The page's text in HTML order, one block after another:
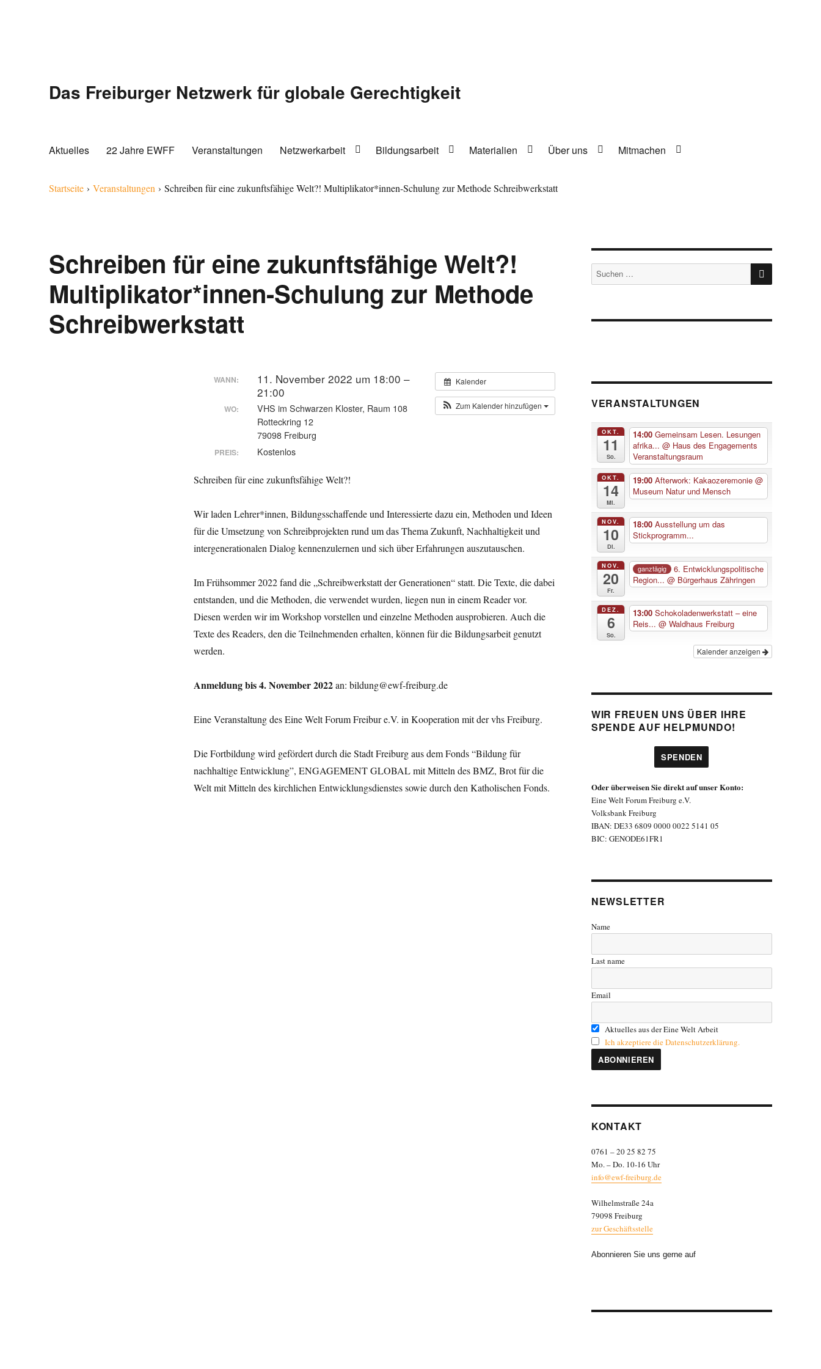
Das Freiburger Netzwerk für globale Gerechtigkeit
Aktuelles 22 Jahre EWFF Veranstaltungen Netzwerkarbeit Bildungsarbeit Materialien Über uns Mitmachen
Startseite ›Veranstaltungen ›Schreiben für eine zukunftsfähige Welt?! Multiplikator*innen-Schulung zur Methode Schreibwerkstatt
Schreiben für eine zukunftsfähige Welt?!
Multiplikator*innen-Schulung zur Methode
Schreibwerkstatt
Kalender
Zum Kalender hinzufügen
WANN:
11. November 2022 um 18:00 –
21:00
WO:
VHS im Schwarzen Kloster, Raum 108
Rotteckring 12
79098 Freiburg
PREIS: Kostenlos
Schreiben für eine zukunftsfähige Welt?!
Wir laden Lehrer*innen, Bildungsschaffende und Interessierte dazu ein, Methoden und Ideen
für die Umsetzung von Schreibprojekten rund um das Thema Zukunft, Nachhaltigkeit und
intergenerationalen Dialog kennenzulernen und sich über Erfahrungen auszutauschen.
Im Frühsommer 2022 fand die „Schreibwerkstatt der Generationen“ statt. Die Texte, die dabei
entstanden, und die Methoden, die verwendet wurden, liegen nun in einem Reader vor.
Diesen werden wir im Workshop vorstellen und einzelne Methoden ausprobieren. Auch die
Texte des Readers, den die Teilnehmenden erhalten, können für die Bildungsarbeit genutzt
werden.
Anmeldung bis 4. November 2022an: bildung@ewf-freiburg.de
Eine Veranstaltung des Eine Welt Forum Freibur e.V. in Kooperation mit der vhs Freiburg.
Die Fortbildung wird gefördert durch die Stadt Freiburg aus dem Fonds “Bildung für
nachhaltige Entwicklung”, ENGAGEMENT GLOBAL mit Mitteln des BMZ, Brot für die
Welt mit Mitteln des kirchlichen Entwicklungsdienstes sowie durch den Katholischen Fonds.
Suche
nach:
SUCHEN
VERANSTALTUNGEN
OKT.
11
So.
14:00Gemeinsam Lesen. Lesungen
afrika...@ Haus des Engagements
Veranstaltungsraum
OKT.
14
Mi.
19:00Afterwork: Kakaozeremonie@
Museum Natur und Mensch
NOV.
10
Di.
18:00Ausstellung um das
Stickprogramm...
NOV.
20
Fr.
ganztägig
6. Entwicklungspolitische
Region...@ Bürgerhaus Zähringen
DEZ.
6
So.
13:00Schokoladenwerkstatt – eine
Reis...@ Waldhaus Freiburg
Kalender anzeigen
WIR FREUEN UNS ÜBER IHRE
SPENDE AUF HELPMUNDO!
SPENDEN
Oder überweisen Sie direkt auf unser Konto:
Eine Welt Forum Freiburg e.V.
Volksbank Freiburg
IBAN: DE33 6809 0000 0022 5141 05
BIC: GENODE61FR1
NEWSLETTER
Name
Last name
Email
Aktuelles aus der Eine Welt Arbeit
Ich akzeptiere die Datenschutzerklärung.
KONTAKT
0761 – 20 25 82 75
Mo. – Do. 10-16 Uhr
info@ewf-freiburg.de
Wilhelmstraße 24a
79098 Freiburg
zur Geschäftsstelle
Abonnieren Sie uns gerne auf